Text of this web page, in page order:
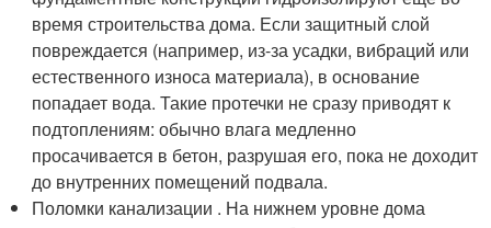
время строительства дома. Если защитный слой
повреждается (например, из-за усадки, вибраций или
естественного износа материала), в основание
попадает вода. Такие протечки не сразу приводят к
подтоплениям: обычно влага медленно
просачивается в бетон, разрушая его, пока не доходит
до внутренних помещений подвала.
Поломки канализации . На нижнем уровне дома